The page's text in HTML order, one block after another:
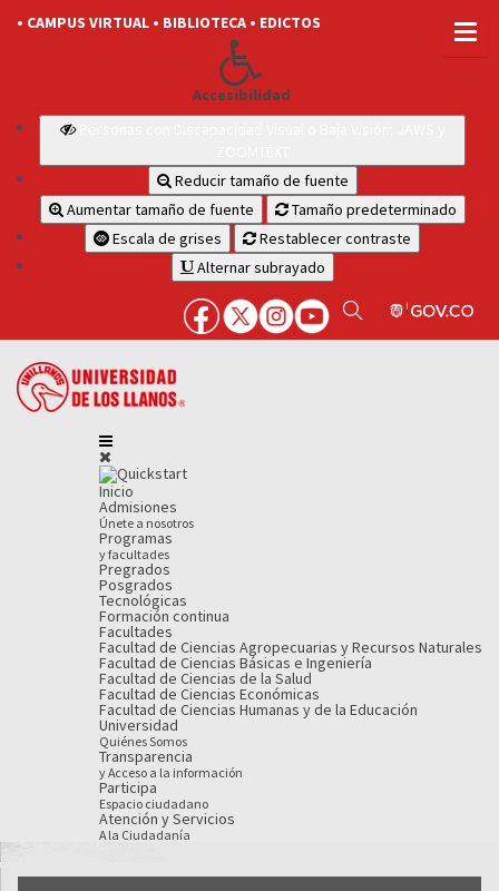
• CAMPUS VIRTUAL • BIBLIOTECA • EDICTOS
Accesibilidad
Reducir tamaño de fuente
Aumentar tamaño de fuente
Tamaño predeterminado
Escala de grises
Restablecer contraste
Alternar subrayado
Inicio
Admisiones
Únete a nosotros
Programas
y facultades
Pregrados
Posgrados
Tecnológicas
Formación continua
Facultades
Facultad de Ciencias Agropecuarias y Recursos Naturales
Facultad de Ciencias Básicas e Ingeniería
Facultad de Ciencias de la Salud
Facultad de Ciencias Económicas
Facultad de Ciencias Humanas y de la Educación
Universidad
Quiénes Somos
Transparencia
y Acceso a la información
Participa
Espacio ciudadano
Atención y Servicios
A la Ciudadanía